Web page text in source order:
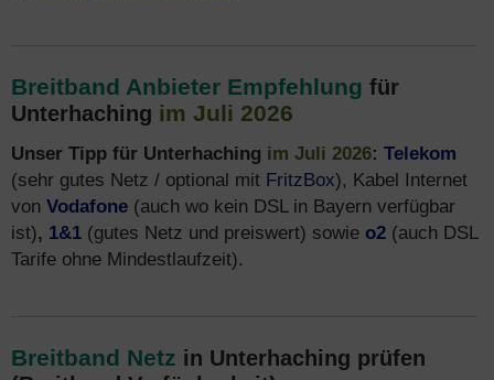
Breitband Anbieter Empfehlung für
Unterhaching im Juli 2026
Unser Tipp für Unterhaching im Juli 2026: Telekom
(sehr gutes Netz / optional mit FritzBox), Kabel Internet
von Vodafone (auch wo kein DSL in Bayern verfügbar
ist), 1&1 (gutes Netz und preiswert) sowie o2 (auch DSL
Tarife ohne Mindestlaufzeit).
Breitband Netz in Unterhaching prüfen